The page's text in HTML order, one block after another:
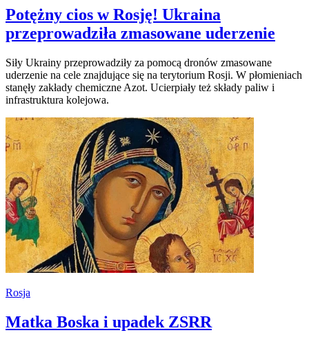
Potężny cios w Rosję! Ukraina
przeprowadziła zmasowane uderzenie
Siły Ukrainy przeprowadziły za pomocą dronów zmasowane
uderzenie na cele znajdujące się na terytorium Rosji. W płomieniach
stanęły zakłady chemiczne Azot. Ucierpiały też składy paliw i
infrastruktura kolejowa.
Rosja
Matka Boska i upadek ZSRR